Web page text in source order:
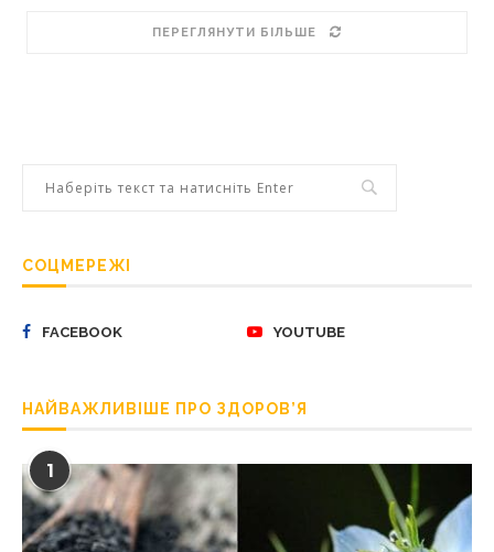
ПЕРЕГЛЯНУТИ БІЛЬШЕ
СОЦМЕРЕЖІ
FACEBOOK YOUTUBE
НАЙВАЖЛИВІШЕ ПРО ЗДОРОВ’Я
1